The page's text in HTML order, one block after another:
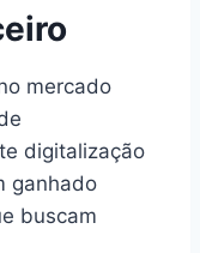
mercado
digitalização
ganhado
buscam